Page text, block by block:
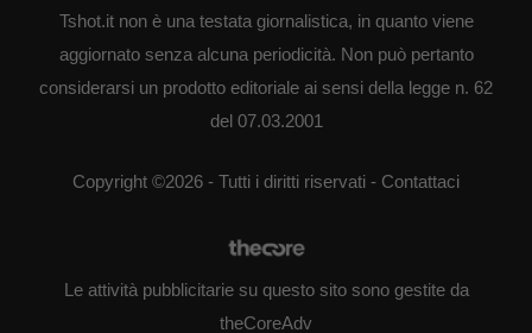
Tshot.it non è una testata giornalistica, in quanto viene
aggiornato senza alcuna periodicità. Non può pertanto
considerarsi un prodotto editoriale ai sensi della legge n. 62
del 07.03.2001
Copyright ©2026 - Tutti i diritti riservati - Contattaci
Le attività pubblicitarie su questo sito sono gestite da
theCoreAdv